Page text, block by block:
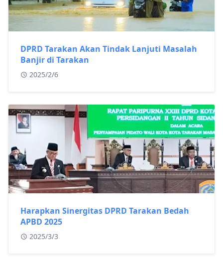
DPRD Tarakan Akan Tindak Lanjuti Masalah
Banjir di Tarakan
2025/2/6
Harapkan Sinergitas DPRD Tarakan Bedah
APBD 2025
2025/3/3